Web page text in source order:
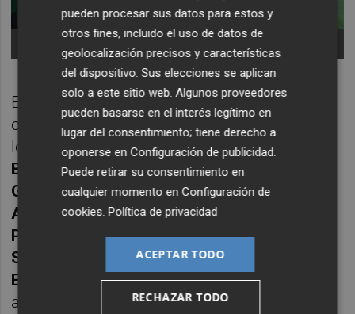
'Nico' Espinosa y Enrique Ortiz
El Hércules cuenta en su plantilla con
contrato en vigor para el próximo curso con
los porterosCarlos AbadyAlessandro
Blazic
; los defensas'Samu' Vázquez
Galvañ,Nacho Monsalve,Javier Rentero
Adrián Bolo; los centrocampistas
Puch
Ben Hamed; y los atacantes
Soldevila
Sergio Gutierrez ‘Guti’
Escudero
Alberto Torily Fran Sol. De los
anteriores, más de uno está llamado a
pueden procesar sus datos para estos y
otros fines, incluido el uso de datos de
geolocalización precisos y características
del dispositivo. Sus elecciones se aplican
solo a este sitio web. Algunos proveedores
pueden basarse en el interés legítimo en
lugar del consentimiento; tiene derecho a
oponerse enConfiguración de publicidad.
Puede retirar su consentimiento en
cualquier momento enConfiguración de
cookies.Política de privacidad
ACEPTAR TODO
RECHAZAR TODO